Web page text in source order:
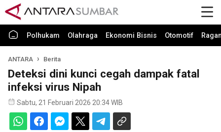
Polhukam Olahraga Ekonomi Bisnis Otomotif
ANTARA Berita
Deteksi dini kunci cegah dampak fatal
infeksi virus Nipah
Sabtu, 21 Februari 2026 20:34 WIB